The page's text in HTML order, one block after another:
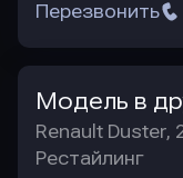
Перезвонить
Модель в
Renault Duster,
Рестайлинг